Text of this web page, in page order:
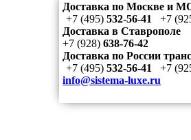
Доставка по Москве и
+7 (495) 532-56-41 +7
Доставка в
+7 (928) 638-76-42
Доставка по России
+7 (495) 532-56-41 +7
info@sistema-luxe.ru